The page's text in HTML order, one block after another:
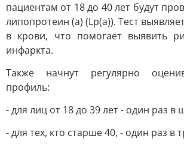
пациентам от 18 до 40 лет будут
липопротеин (a) (Lp(a)). Тест
в крови, что помогает выявить
инфаркта.
Также начнут регулярно
профиль:
- для лиц от 18 до 39 лет - один раз в
- для тех, кто старше 40, - один раз в